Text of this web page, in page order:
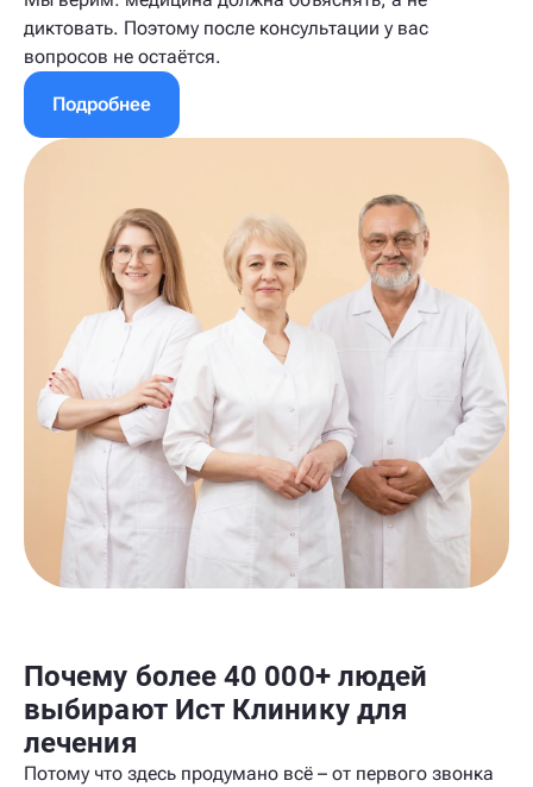
диктовать. Поэтому после консультации у вас
вопросов не остаётся.
Подробнее
Почему более 40 000+ людей
выбирают Ист Клинику для
лечения
Потому что здесь продумано всё – от первого звонка